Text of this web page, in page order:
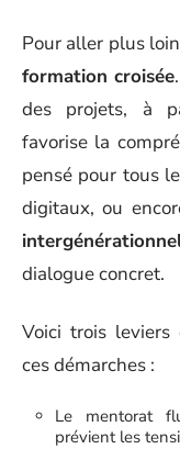
Pour aller plus
formation croisée
des projets, à
favorise la
pensé pour tous
digitaux, ou
dialogue concret.
Voici trois leviers
ces démarches :
Le mentorat
prévient les